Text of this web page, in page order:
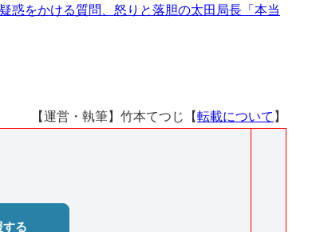
惑をかける質問、怒りと落胆の太田局長「本当
【運営・執筆】竹本てつじ【転載について 】